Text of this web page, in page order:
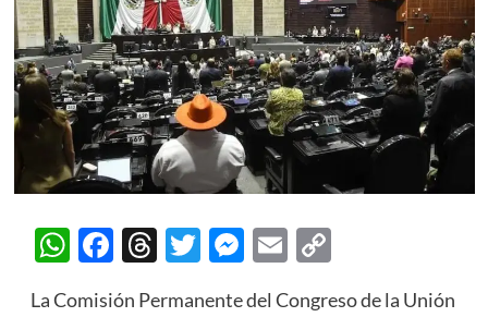
WhatsApp
Facebook
Threads
Twitter
Messenger
EmailCopy
La Comisión Permanente del Congreso de la Unión